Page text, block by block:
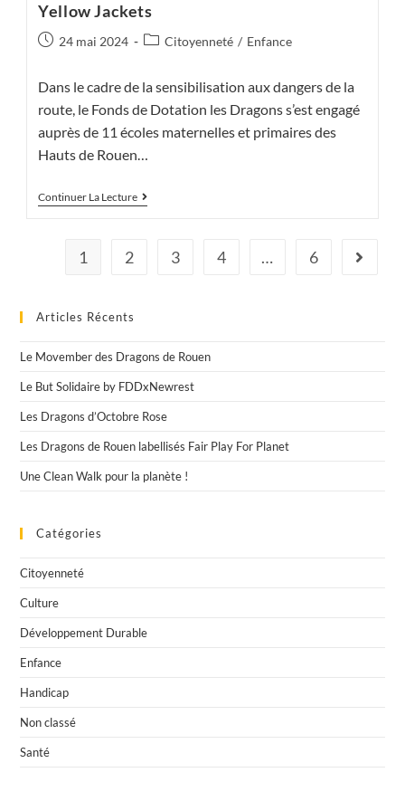
Yellow Jackets
Publication
24 mai 2024
PostCitoyenneté / Enfance
Dans le cadre de la sensibilisation aux dangers de la
route, le Fonds de Dotation les Dragons s’est engagé
auprès de 11 écoles maternelles et primaires des
Hauts de Rouen…
Continuer La LectureYellow
Jackets
1 2 3 4 … 6 Aller à
Articles Récents
Le Movember des Dragons de Rouen
Le But Solidaire by FDDxNewrest
Les Dragons d’Octobre Rose
Les Dragons de Rouen labellisés Fair Play For Planet
Une Clean Walk pour la planète !
Catégories
Citoyenneté
Culture
Développement Durable
Enfance
Handicap
Non classé
Santé